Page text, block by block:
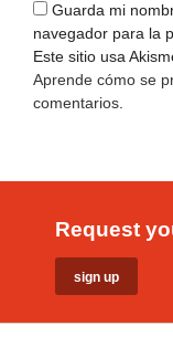
Guarda mi
navegador para la
Este sitio usa
Aprende cómo se
comentarios
Request